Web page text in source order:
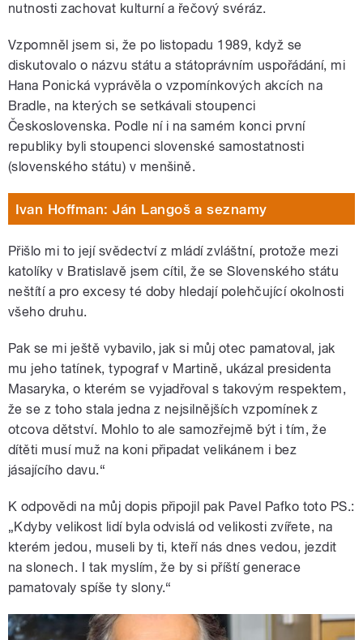
nutnosti zachovat kulturní a řečový svéráz.
Vzpomněl jsem si, že po listopadu 1989, když se
diskutovalo o názvu státu a státoprávním uspořádání, mi
Hana Ponická vyprávěla o vzpomínkových akcích na
Bradle, na kterých se setkávali stoupenci
Československa. Podle ní i na samém konci první
republiky byli stoupenci slovenské samostatnosti
(slovenského státu) v menšině.
Ivan Hoffman: Ján Langoš a seznamy
Přišlo mi to její svědectví z mládí zvláštní, protože mezi
katolíky v Bratislavě jsem cítil, že se Slovenského státu
neštítí a pro excesy té doby hledají polehčující okolnosti
všeho druhu.
Pak se mi ještě vybavilo, jak si můj otec pamatoval, jak
mu jeho tatínek, typograf v Martině, ukázal presidenta
Masaryka, o kterém se vyjadřoval s takovým respektem,
že se z toho stala jedna z nejsilnějších vzpomínek z
otcova dětství. Mohlo to ale samozřejmě být i tím, že
dítěti musí muž na koni připadat velikánem i bez
jásajícího davu.“
K odpovědi na můj dopis připojil pak Pavel Pafko toto PS.:
„Kdyby velikost lidí byla odvislá od velikosti zvířete, na
kterém jedou, museli by ti, kteří nás dnes vedou, jezdit
na slonech. I tak myslím, že by si příští generace
pamatovaly spíše ty slony.“